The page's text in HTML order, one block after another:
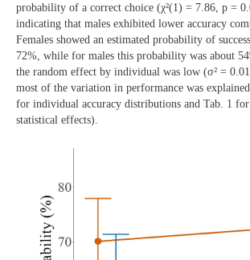
probability of a correct choice (χ²(1) = 7.86, p =
indicating that males exhibited lower accuracy
Females showed an estimated probability of
72%, while for males this probability was about
the random effect by individual was low (σ² =
most of the variation in performance was
for individual accuracy distributions and Tab. 1
statistical effects).